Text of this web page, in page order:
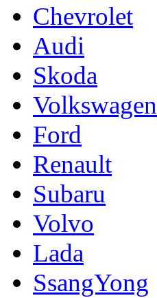
Chevrolet
Audi
Skoda
Volkswagen
Ford
Renault
Subaru
Volvo
Lada
SsangYong